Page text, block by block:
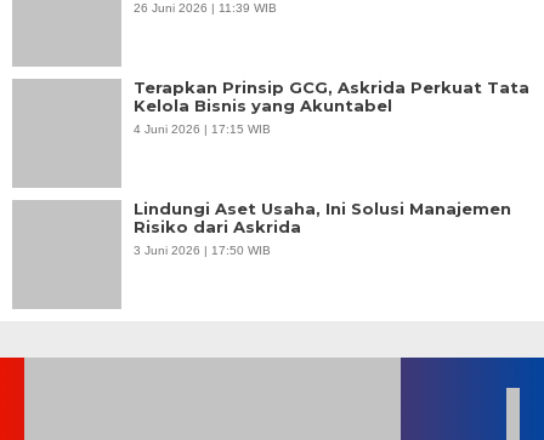
26 Juni 2026 | 11:39 WIB
Terapkan Prinsip GCG, Askrida Perkuat Tata
Kelola Bisnis yang Akuntabel
4 Juni 2026 | 17:15 WIB
Lindungi Aset Usaha, Ini Solusi Manajemen
Risiko dari Askrida
3 Juni 2026 | 17:50 WIB